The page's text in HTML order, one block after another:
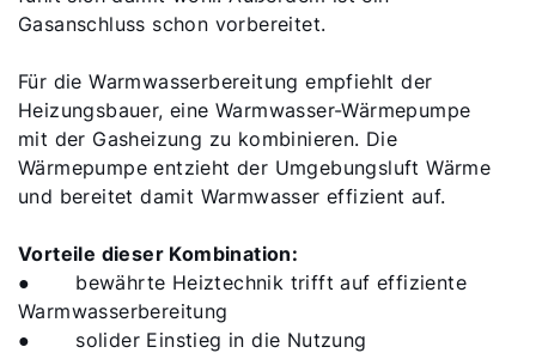
Gasanschluss schon vorbereitet.
Für die Warmwasserbereitung empfiehlt der
Heizungsbauer, eine Warmwasser-Wärmepumpe
mit der Gasheizung zu kombinieren. Die
Wärmepumpe entzieht der Umgebungsluft Wärme
und bereitet damit Warmwasser effizient auf.
Vorteile dieser Kombination:
● bewährte Heiztechnik trifft auf effiziente
Warmwasserbereitung
● solider Einstieg in die Nutzung
5 Jahre Garantie
Karriere
Privatkunden-Downloads